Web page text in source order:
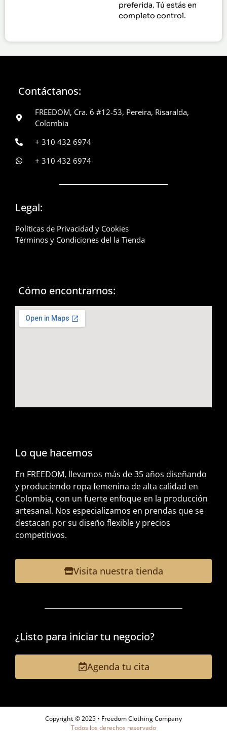
preferida. Tú estás en
completo control.
Contáctanos:
FREEDOM, Cra. 6 #12-53, Pereira, Risaralda,
Colombia
+ 310 432 6974
+ 310 432 6974
Legal:
Políticas de Privacidad y Cookies
Términos y Condiciones del la Tienda
Cómo encontrarnos:
Lo que hacemos
En FREEDOM, llevamos más de 35 años diseñando
y produciendo ropa femenina de alta calidad en
Colombia, con un fuerte enfoque en la producción
artesanal. Nos especializamos en prendas que se
destacan por su diseño flexible y precios
competitivos.
Visita nuestra tienda
¿Listo para iniciar tu negocio?
Agenda tu cita
Copyright © 2025 • Freedom Clothing Company
Todos los derechos reservado